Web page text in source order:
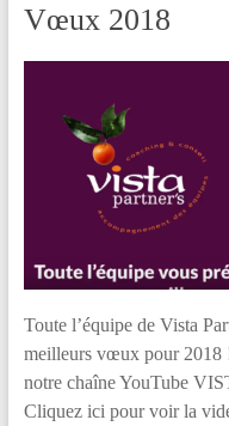
Vœux 2018
Toute l’équipe de Vista
meilleurs vœux pour 2018
notre chaîne YouTube
Cliquez ici pour voir la